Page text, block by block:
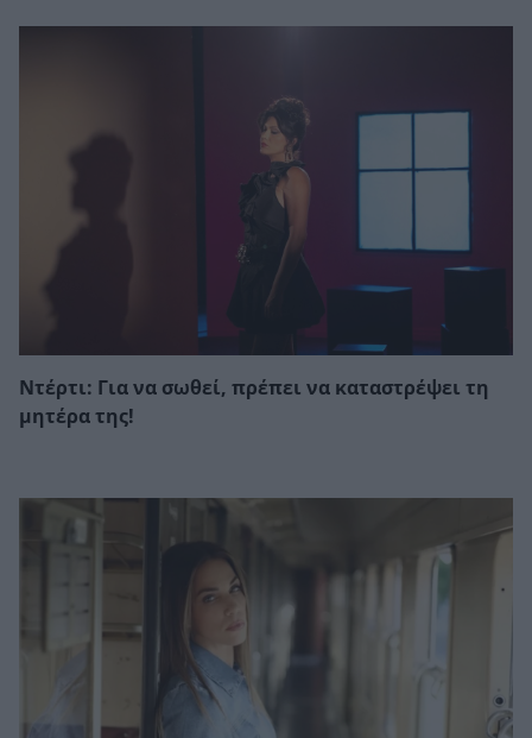
Ντέρτι: Για να σωθεί, πρέπει να καταστρέψει τη
μητέρα της!